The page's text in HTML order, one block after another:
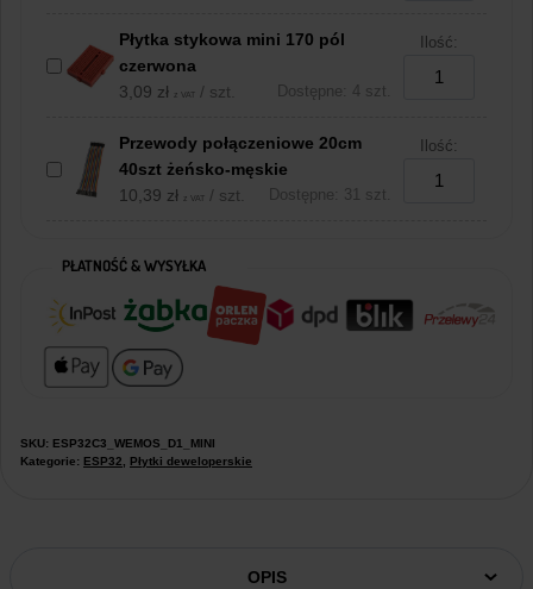
Płytka stykowa mini 170 pól
czerwona
3,09 zł z VAT / szt. Dostępne: 4 szt.
Ilość:
Przewody połączeniowe 20cm
40szt żeńsko-męskie
10,39 zł z VAT / szt. Dostępne: 31 szt.
Ilość:
PŁATNOŚĆ & WYSYŁKA
SKU: ESP32C3_WEMOS_D1_MINI
Kategorie: ESP32 Płytki deweloperskie
OPIS